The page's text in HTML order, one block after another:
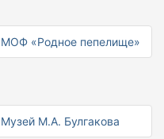
МОФ «Родное пепелище»
Музей М.А. Булгакова